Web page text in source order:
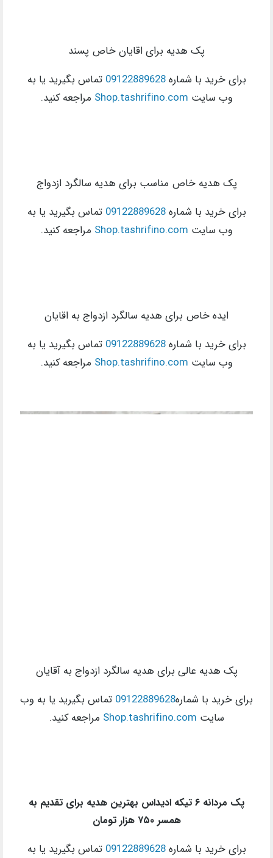
پک هدیه برای اقایان خاص پسند
برای خرید با شماره09122889628 تماس بگیرید یا به
وب سایت Shop.tashrifino.com مراجعه کنید.
پک هدیه خاص مناسب برای هدیه سالگرد ازدواج
برای خرید با شماره09122889628 تماس بگیرید یا به
وب سایت Shop.tashrifino.com مراجعه کنید.
ایده خاص برای هدیه سالگرد ازدواج به اقایان
برای خرید با شماره09122889628 تماس بگیرید یا به
وب سایت Shop.tashrifino.com مراجعه کنید.
پک هدیه عالی برای هدیه سالگرد ازدواج به آقایان
برای خرید با شماره09122889628 تماس بگیرید یا به وب
سایت Shop.tashrifino.com مراجعه کنید.
پک مردانه ۶ تیکه ادیداس بهترین هدیه برای تقدیم به
همسر ۷۵۰ هزار تومان
برای خرید با شماره09122889628 تماس بگیرید یا به